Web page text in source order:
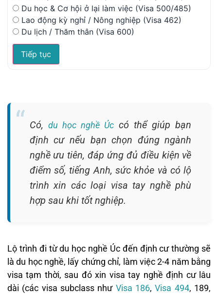
Du học & Cơ hội ở lại làm việc (Visa 500/485)
Lao động kỳ nghỉ / Nông nghiệp (Visa 462)
Du lịch / Thăm thân (Visa 600)
Tiếp tục
Có, du học nghề Úc có thể giúp bạn
định cư nếu bạn chọn đúng ngành
nghề ưu tiên, đáp ứng đủ điều kiện về
điểm số, tiếng Anh, sức khỏe và có lộ
trình xin các loại visa tay nghề phù
hợp sau khi tốt nghiệp.
Lộ trình đi từ du học nghề Úc đến định cư thường sẽ
là du học nghề, lấy chứng chỉ, làm việc 2-4 năm bằng
visa tạm thời, sau đó xin visa tay nghề định cư lâu
dài (các visa subclass như Visa 186,Visa 494, 189,